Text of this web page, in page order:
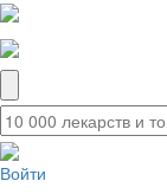
Войти